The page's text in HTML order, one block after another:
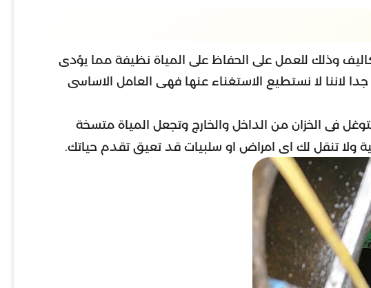
وذلك للعمل على الحفاظ على المياة نظيفة مما يؤدى
لاننا لا نستطيع الاستغناء عنها فهى العامل الاساسى
تتوغل فى الخزان من الداخل والخارج وتجعل المياة متسخة
ولا تنقل لك اى امراض او سلبيات قد تعيق تقدم حياتك.